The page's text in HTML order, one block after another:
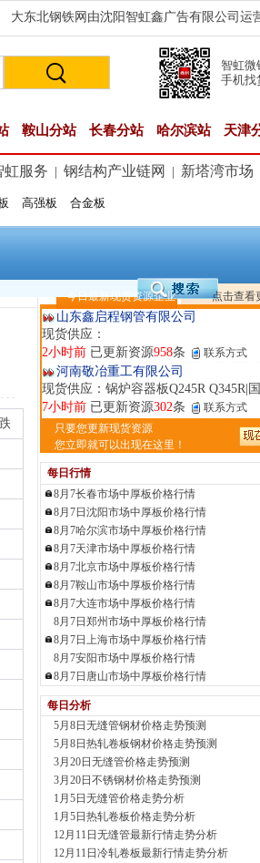
大东北钢铁网由沈阳智虹鑫广告有限公司运
智虹微
手机找
鞍山分站 长春分站 哈尔滨站 天津
虹服务 钢结构产业链网 新塔湾市场
高强板 合金板
今日最新现货资源企业 点击查看
玖隆晟钢管制造有限公司
现货供应：无缝管|合金管|圆钢|精密光
现货供应：低合金板|高强度板|Z向板|
2小时前已更新资源254条 联系方式
山东鑫启程钢管有限公司
现货供应：
2小时前已更新资源958条 联系方式
河南敬冶重工有限公司
现货供应：锅炉容器板Q245R Q345R|
7小时前已更新资源302条 联系方式
天津亿宇金属材料有限公司（曼内
现货供应：天津钢管|国产合金管|高压
裂..
7小时前已更新资源
舞钢市恒沃钢铁贸易有限公司
现货供应：耐磨板| 优碳板|低合金板|风
23小时前已更新资源483条
河南省智帅实业有限公司
现货供应：特厚钢板|耐磨钢|容器板|
1天前已更新资源1042条
舞钢市盛隆物资有限公司
现货供应：中低温锅炉容器板|中厚板|
板..
1天前已更新资源21条 联系方式
天津宝仓腾飞钢管销售有限公司
现货供应：输送流体管、高压锅炉管
管、耐低..
1天前已更新资源875条 联系方式
天津市辰建商贸有限公司
现货供应：不锈方管| 热扩无缝管| 方矩
1天前已更新资源1280条 联系方式
玖隆晟钢管制造有限公司
现货供应：无缝管|合金管|圆钢|精密光
1小时前 已更新资源419条 联系方式
安阳市润兴商贸有限公司
只要您更新现货资源
您立即就可以出现在这里！
每日行情
8月7长春市场中厚板价格行情
8月7日沈阳市场中厚板价格行情
8月7哈尔滨市场中厚板价格行情
8月7天津市场中厚板价格行情
8月7北京市场中厚板价格行情
8月7鞍山市场中厚板价格行情
8月7大连市场中厚板价格行情
8月7日郑州市场中厚板价格行情
8月7日上海市场中厚板价格行情
8月7安阳市场中厚板价格行情
8月7日唐山市场中厚板价格行情
每日分析
5月8日无缝管钢材价格走势预测
5月8日热轧卷板钢材价格走势预测
3月20日无缝管价格走势预测
3月20日不锈钢材价格走势预测
1月5日无缝管价格走势分析
1月5日热轧卷板价格走势分析
12月11日无缝管最新行情走势分析
12月11日冷轧卷板最新行情走势分析